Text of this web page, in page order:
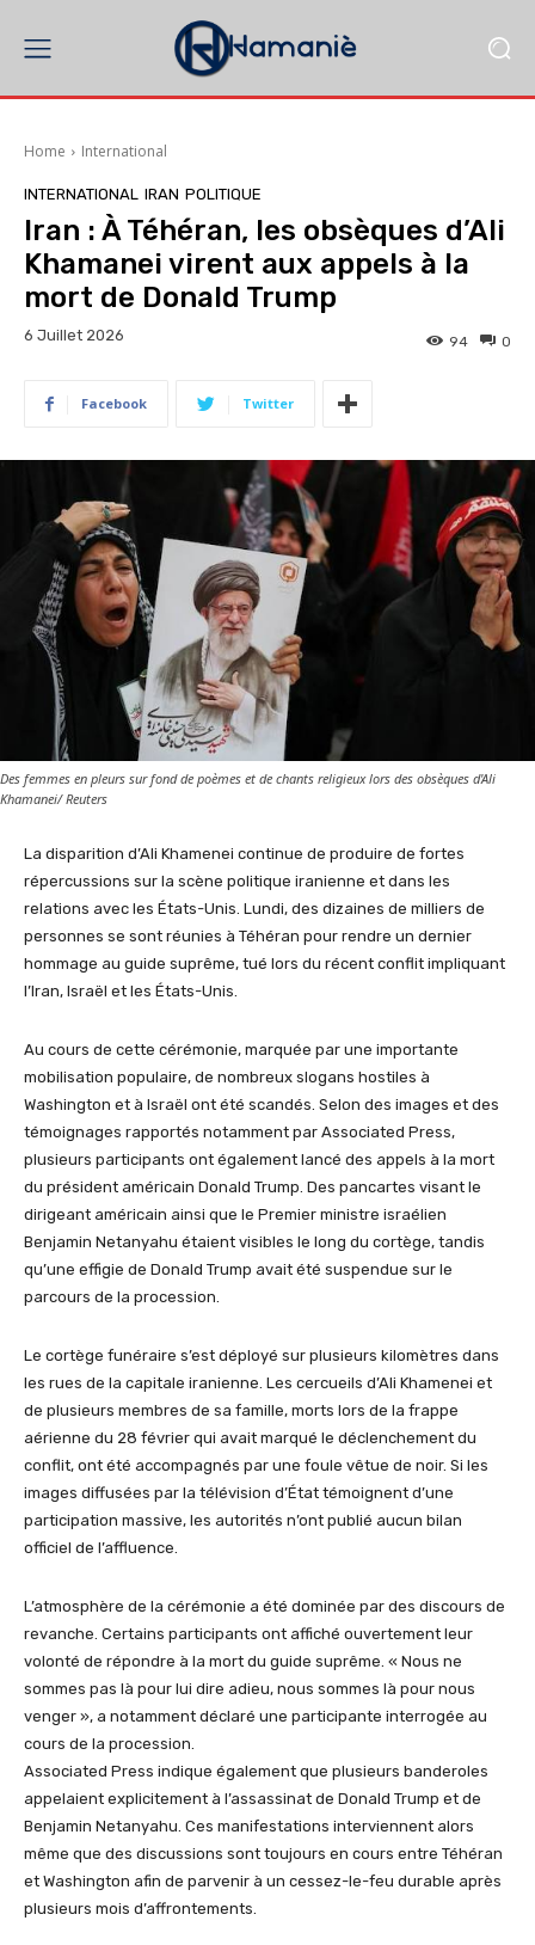
Home International
INTERNATIONAL IRAN POLITIQUE
Iran : À Téhéran, les obsèques d’Ali
Khamanei virent aux appels à la
mort de Donald Trump
6 Juillet 2026 0
94
Facebook Twitter
Des femmes en pleurs sur fond de poèmes et de chants religieux lors des obsèques d'Ali
Khamanei/ Reuters
La disparition d’Ali Khamenei continue de produire de fortes
répercussions sur la scène politique iranienne et dans les
relations avec les États-Unis. Lundi, des dizaines de milliers de
personnes se sont réunies à Téhéran pour rendre un dernier
hommage au guide suprême, tué lors du récent conflit impliquant
l’Iran, Israël et les États-Unis.
Au cours de cette cérémonie, marquée par une importante
mobilisation populaire, de nombreux slogans hostiles à
Washington et à Israël ont été scandés. Selon des images et des
témoignages rapportés notamment par Associated Press,
plusieurs participants ont également lancé des appels à la mort
du président américain Donald Trump. Des pancartes visant le
dirigeant américain ainsi que le Premier ministre israélien
Benjamin Netanyahu étaient visibles le long du cortège, tandis
qu’une effigie de Donald Trump avait été suspendue sur le
parcours de la procession.
Le cortège funéraire s’est déployé sur plusieurs kilomètres dans
les rues de la capitale iranienne. Les cercueils d’Ali Khamenei et
de plusieurs membres de sa famille, morts lors de la frappe
aérienne du 28 février qui avait marqué le déclenchement du
conflit, ont été accompagnés par une foule vêtue de noir. Si les
images diffusées par la télévision d’État témoignent d’une
participation massive, les autorités n’ont publié aucun bilan
officiel de l’affluence.
L’atmosphère de la cérémonie a été dominée par des discours de
revanche. Certains participants ont affiché ouvertement leur
volonté de répondre à la mort du guide suprême. « Nous ne
sommes pas là pour lui dire adieu, nous sommes là pour nous
venger », a notamment déclaré une participante interrogée au
cours de la procession.
Associated Press indique également que plusieurs banderoles
appelaient explicitement à l’assassinat de Donald Trump et de
Benjamin Netanyahu. Ces manifestations interviennent alors
même que des discussions sont toujours en cours entre Téhéran
et Washington afin de parvenir à un cessez-le-feu durable après
plusieurs mois d’affrontements.